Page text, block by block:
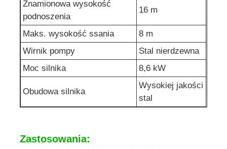
Znamionowa wysokość
podnoszenia
16 m
Maks. wysokość ssania
8 m
Wirnik pompy
Stal nierdzewna
Moc silnika
8,6 kW
Obudowa silnika
Wysokiej jakości
stal
Zastosowania: